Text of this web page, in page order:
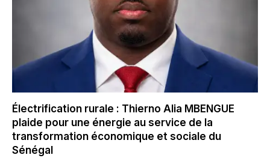
Électrification rurale : Thierno Alia MBENGUE
plaide pour une énergie au service de la
transformation économique et sociale du
Sénégal